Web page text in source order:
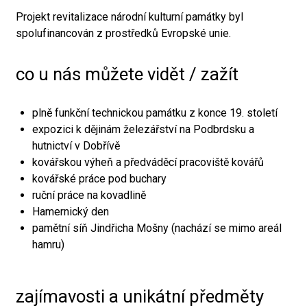
Projekt revitalizace národní kulturní památky byl
spolufinancován z prostředků Evropské unie.
co u nás můžete vidět / zažít
plně funkční technickou památku z konce 19. století
expozici k dějinám železářství na Podbrdsku a
hutnictví v Dobřívě
kovářskou výheň a předváděcí pracoviště kovářů
kovářské práce pod buchary
ruční práce na kovadlině
Hamernický den
pamětní síň Jindřicha Mošny (nachází se mimo areál
hamru)
zajímavosti a unikátní předměty